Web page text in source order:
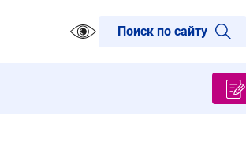
Поиск по сайту